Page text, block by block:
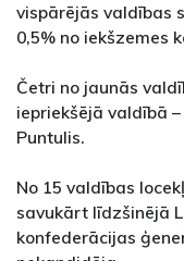
vispārējās valdības
0,5% no iekšzemes
Četri no jaunās
iepriekšējā valdībā
Puntulis.
No 15 valdības
savukārt līdzšinējā
konfederācijas